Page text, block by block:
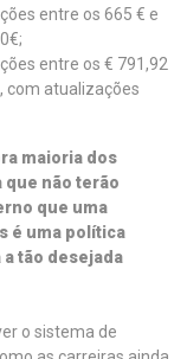
entre os 665 € e
entre os € 791,92
com atualizações
maioria dos
não terão
que uma
é uma política
tão desejada
o sistema de